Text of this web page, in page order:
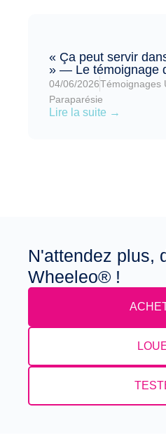
« Ça peut servir
» — Le témoignage
04/06/2026Témoignages
Paraparésie
Lire la suite →
N'attendez plus,
Wheeleo® !